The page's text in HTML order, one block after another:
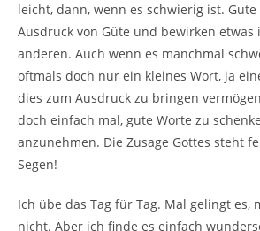
leicht, dann, wenn es schwierig ist.
Ausdruck von Güte und bewirken etwas
anderen. Auch wenn es manchmal
oftmals doch nur ein kleines Wort, ja
dies zum Ausdruck zu bringen
doch einfach mal, gute Worte zu
anzunehmen. Die Zusage Gottes steht
Segen!
Ich übe das Tag für Tag. Mal gelingt es,
nicht. Aber ich finde es einfach